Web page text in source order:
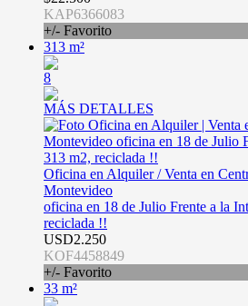
KAP6366083
+/- Favorito
313 m²
8
MÁS DETALLES
Oficina en Alquiler / Venta en
Montevideo
oficina en 18 de Julio Frente a la
reciclada !!
USD2.250
KOF4458849
+/- Favorito
33 m²